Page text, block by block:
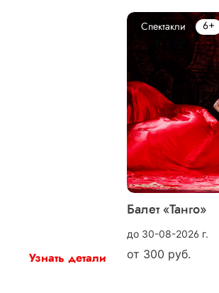
Узнать детали
Балет «Танго»
до 30-08-2026 г.
от 300 руб.
Спектакли 6+